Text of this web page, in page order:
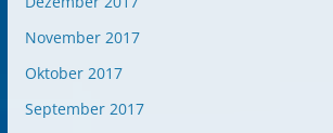
November 2017
Oktober 2017
September 2017